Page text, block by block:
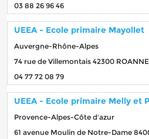
03 88 26 96 46
UEEA - Ecole primaire Mayollet
Auvergne-Rhône-Alpes
74 rue de Villemontais 42300 ROANNE
04 77 72 08 79
UEEA - Ecole primaire Melly et
Provence-Alpes-Côte d'azur
61 avenue Moulin de Notre-Dame